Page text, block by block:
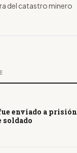
del catastro minero
enviado a prisión